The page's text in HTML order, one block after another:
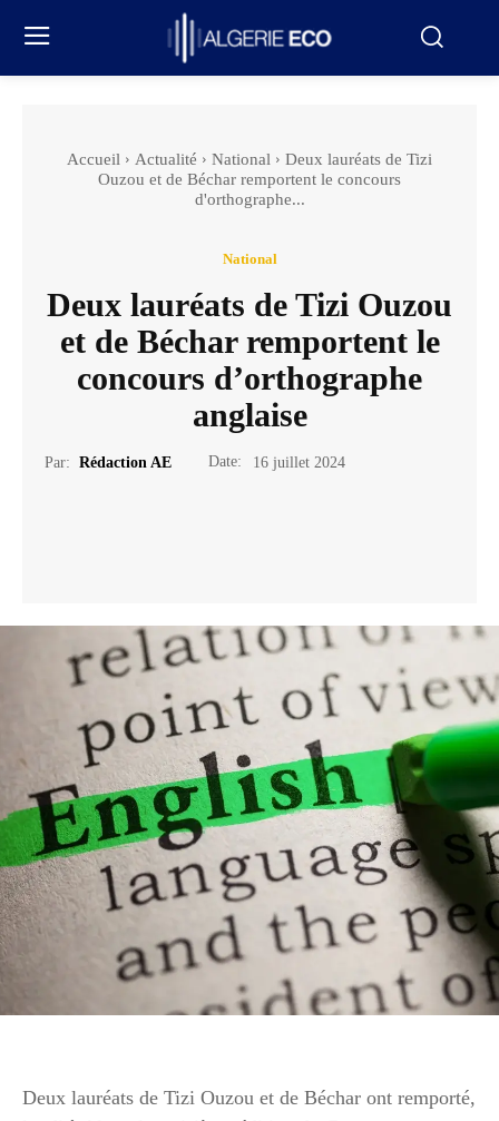
Accueil Actualité National
Deux lauréats de Tizi
Ouzou et de Béchar remportent le concours
d'orthographe...
National
Deux lauréats de Tizi Ouzou
et de Béchar remportent le
concours d’orthographe
anglaise
Par: Rédaction AE Date: 16 juillet 2024
Deux lauréats de Tizi Ouzou et de Béchar ont remporté,